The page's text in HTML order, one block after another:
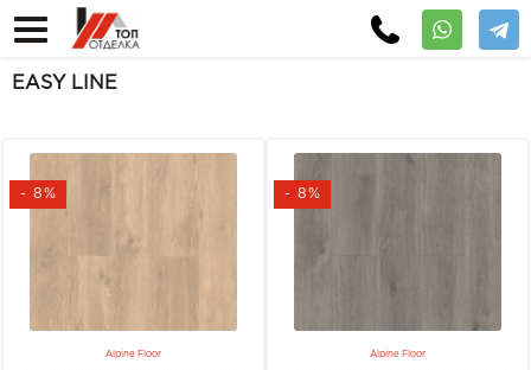
EASY LINE
- 8%
Alpine Floor
- 8%
Alpine Floor